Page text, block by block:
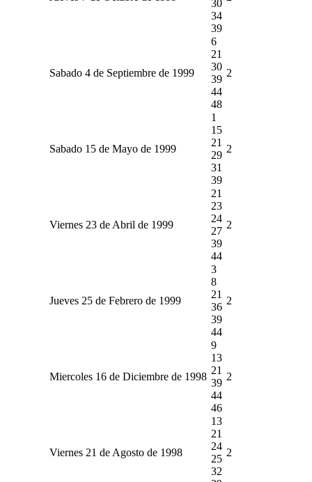
30
34
39
Sabado 4 de Septiembre de 1999
6
21
30
39
44
48
2
Sabado 15 de Mayo de 1999
1
15
21
29
31
39
2
Viernes 23 de Abril de 1999
21
23
24
27
39
44
2
Jueves 25 de Febrero de 1999
3
8
21
36
39
44
2
Miercoles 16 de Diciembre de 1998
9
13
21
39
44
46
2
Viernes 21 de Agosto de 1998
13
21
24
25
32
2